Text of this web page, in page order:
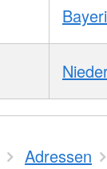
Adressen